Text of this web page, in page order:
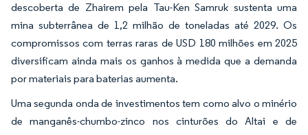
descoberta de Zhairem pela Tau-Ken Samruk sustenta uma
mina subterrânea de 1,2 milhão de toneladas até 2029. Os
compromissos com terras raras de USD 180 milhões em 2025
diversificam ainda mais os ganhos à medida que a demanda
por materiais para baterias aumenta.
Uma segunda onda de investimentos tem como alvo o minério
de manganês-chumbo-zinco nos cinturões do Altai e de